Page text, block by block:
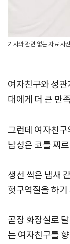
기사와 관련 없는 자료 사
여자친구와 성
대에게 더 큰 만
그런데 여자친
남성은 코를 찌
생선 썩은 냄새
헛구역질을 하
곧장 화장실로
는 여자친구를